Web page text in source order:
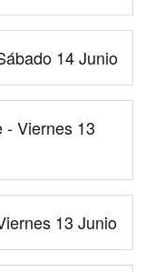
14 Junio
- Viernes 13
13 Junio